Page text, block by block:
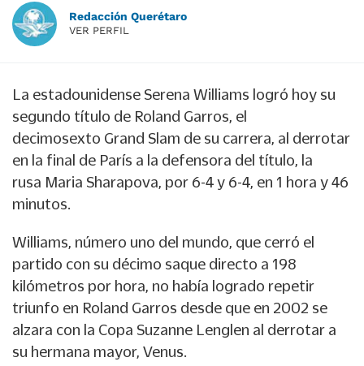
Redacción Querétaro
VER PERFIL
La estadounidense Serena Williams logró hoy su
segundo título de Roland Garros, el
decimosexto Grand Slam de su carrera, al derrotar
en la final de París a la defensora del título, la
rusa Maria Sharapova, por 6-4 y 6-4, en 1 hora y 46
minutos.
Williams, número uno del mundo, que cerró el
partido con su décimo saque directo a 198
kilómetros por hora, no había logrado repetir
triunfo en Roland Garros desde que en 2002 se
alzara con la Copa Suzanne Lenglen al derrotar a
su hermana mayor, Venus.